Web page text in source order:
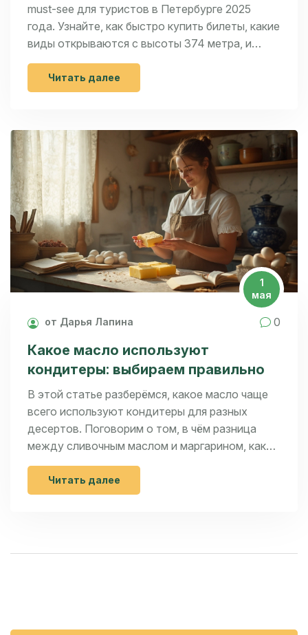
must-see для туристов в Петербурге 2025
года. Узнайте, как быстро купить билеты, какие
виды открываются с высоты 374 метра, и
почему этот объект стал магнитом для
жителей города и гостей. Подробно
рассказываем о лучших моментах посещения и
В статье реальные лайфхаки, уникальные
факты и живая атмосфера нового символа
современного Петербурга.
Читать далее
1
мая
от Дарья Лапина 0
Какое масло используют
кондитеры: выбираем правильно
В этой статье разберёмся, какое масло чаще
всего используют кондитеры для разных
десертов. Поговорим о том, в чём разница
между сливочным маслом и маргарином, как
выбрать правильный продукт для торта или
печенья, а также зачем обращать внимание на
жирность и состав. Узнаете, влияет ли бренд
Читать далее